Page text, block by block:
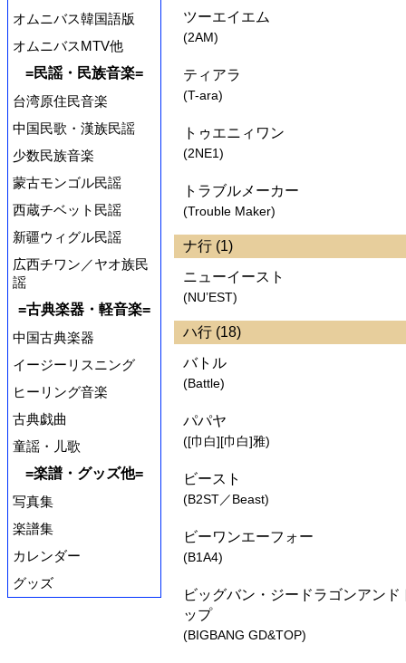
オムニバス韓国語版
オムニバスMTV他
=民謡・民族音楽=
台湾原住民音楽
中国民歌・漢族民謡
少数民族音楽
蒙古モンゴル民謡
西蔵チベット民謡
新疆ウィグル民謡
広西チワン／ヤオ族民
謡
=古典楽器・軽音楽=
中国古典楽器
イージーリスニング
ヒーリング音楽
古典戯曲
童謡・儿歌
=楽譜・グッズ他=
写真集
楽譜集
カレンダー
グッズ
ツーエイエム
(2AM)
ティアラ
(T-ara)
トゥエニィワン
(2NE1)
トラブルメーカー
(Trouble Maker)
ナ行 (1)
ニューイースト
(NU’EST)
ハ行 (18)
バトル
(Battle)
パパヤ
([巾白][巾白]雅)
ビースト
(B2ST／Beast)
ビーワンエーフォー
(B1A4)
ビッグバン・ジードラゴンアンド
ップ
(BIGBANG GD&TOP)